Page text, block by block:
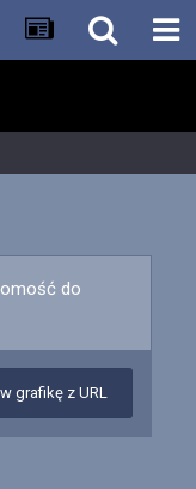
do
grafikę z URL